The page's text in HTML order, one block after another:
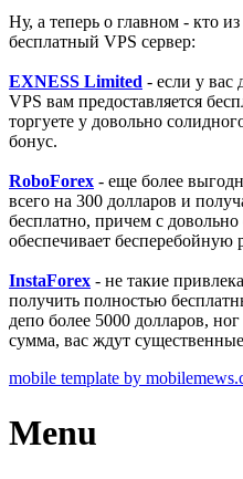
Ну, а теперь о главном - кто
бесплатный VPS сервер:
EXNESS Limited - если у вас
VPS вам предоставляется
торгуете у довольно
бонус.
RoboForex - еще более
всего на 300 долларов и
бесплатно, причем с
обеспечивает бесперебойную
InstaForex - не такие
получить полностью
депо более 5000 долларов,
сумма, вас ждут
mobile template by
Menu